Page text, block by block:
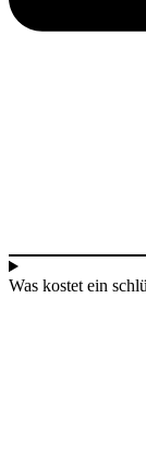
Was kostet ein